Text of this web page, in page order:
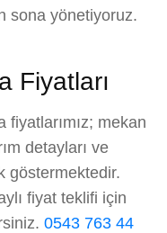
sona yönetiyoruz.
Fiyatları
mekan
detayları ve
göstermektedir.
fiyat teklifi için
0543 763 44